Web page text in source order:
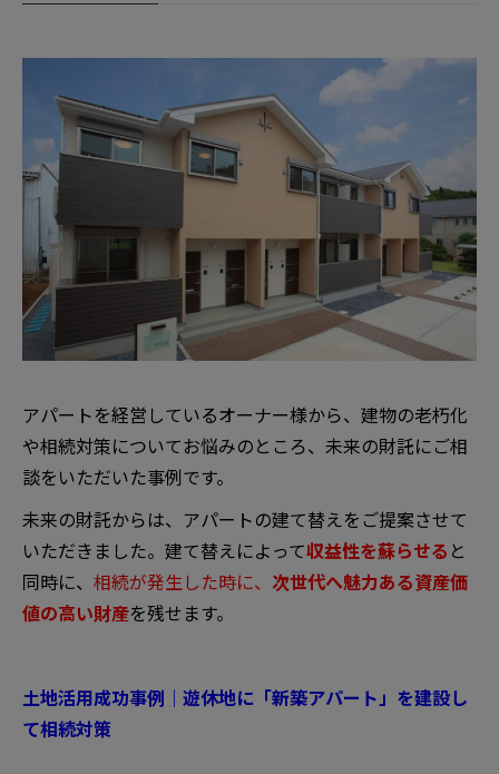
アパートを経営しているオーナー様から、建物の老朽化
や相続対策についてお悩みのところ、未来の財託にご相
談をいただいた事例です。
未来の財託からは、アパートの建て替えをご提案させて
いただきました。建て替えによって収益性を蘇らせる と
同時に、 相続が発生した時に、 次世代へ魅力ある資産価
値の高い財産を残せます。
土地活用成功事例｜遊休地に「新築アパート」を建設し
て相続対策